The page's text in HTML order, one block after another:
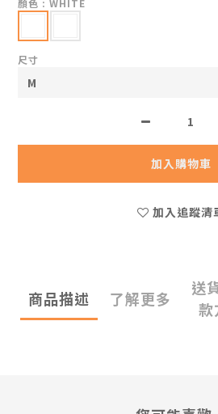
顏色 : WHITE
尺寸
加入購物車
加入追蹤清
商品描述 了解更多
送
款